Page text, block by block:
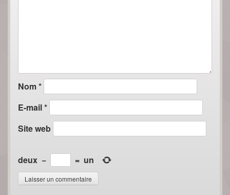
Nom*
E-mail*
Site web
deux − = un